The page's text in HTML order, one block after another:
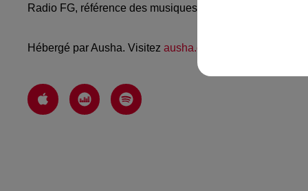
Radio FG, référence des musiques électroniques,
Hébergé par Ausha. Visitez ausha.co/politique-de-